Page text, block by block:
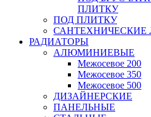
ПЛИТКУ
ПОД ПЛИТКУ
САНТЕХНИЧЕСКИЕ
РАДИАТОРЫ
АЛЮМИНИЕВЫЕ
Межосевое 200
Межосевое 350
Межосевое 500
ДИЗАЙНЕРСКИЕ
ПАНЕЛЬНЫЕ